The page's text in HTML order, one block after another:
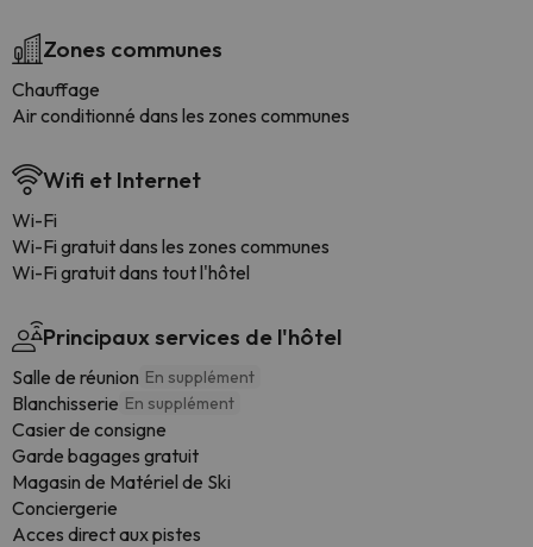
Zones communes
Chauffage
Air conditionné dans les zones communes
Wifi et Internet
Wi-Fi
Wi-Fi gratuit dans les zones communes
Wi-Fi gratuit dans tout l'hôtel
Principaux services de l'hôtel
Salle de réunion En supplément
Blanchisserie En supplément
Casier de consigne
Garde bagages gratuit
Magasin de Matériel de Ski
Conciergerie
Acces direct aux pistes